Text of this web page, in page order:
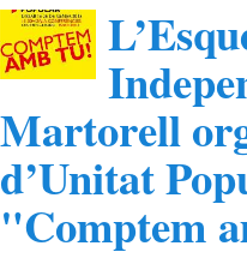
Martorell
d’Unitat
"Comptem